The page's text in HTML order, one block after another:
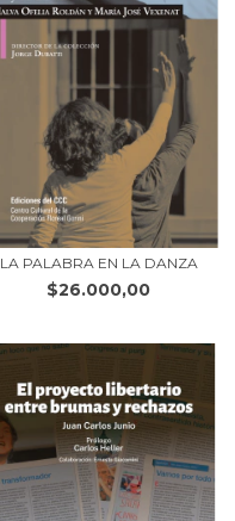
LA PALABRA EN LA DANZA
$26.000,00